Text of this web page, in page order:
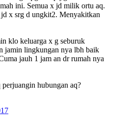
ini. Semua x jd milik ortu aq.
x srg d ungkit2. Menyakitkan
klo keluarga x g seburuk
jamin lingkungan nya lbh baik
jauh 1 jam an dr rumah nya
perjuangin hubungan aq?